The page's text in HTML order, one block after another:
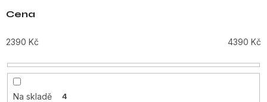
n
í
r
o
d
u
Cena
2390 Kč 4390 Kč
Na skladě 4